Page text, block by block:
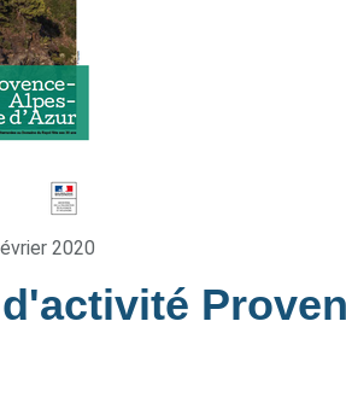
2020